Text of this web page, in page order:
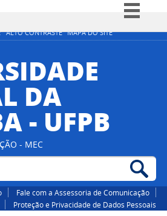
ALTO CONTRASTE MAPA DO SITE
Simplifique!
Participe
Acesso à informação
Canais
DA
- UFPB
- MEC
Fale com a Assessoria de Comunicação
Proteção e Privacidade de Dados Pessoais